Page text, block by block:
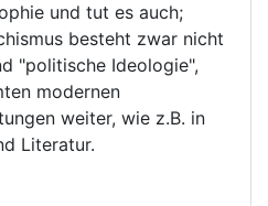
und tut es auch;
besteht zwar nicht
"politische Ideologie",
modernen
weiter, wie z.B. in
Literatur.